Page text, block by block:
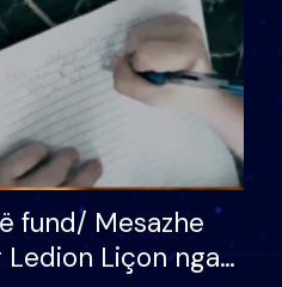
fund/ Mesazhe
Liçon nga